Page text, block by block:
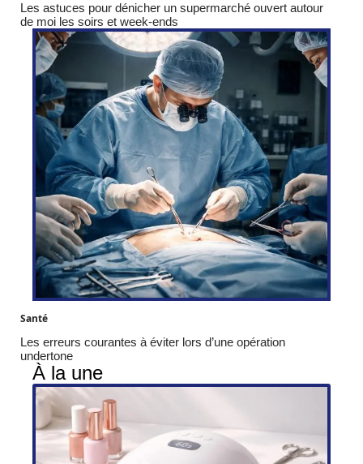
Les astuces pour dénicher un supermarché ouvert autour
de moi les soirs et week-ends
Santé
Les erreurs courantes à éviter lors d’une opération
undertone
À la une